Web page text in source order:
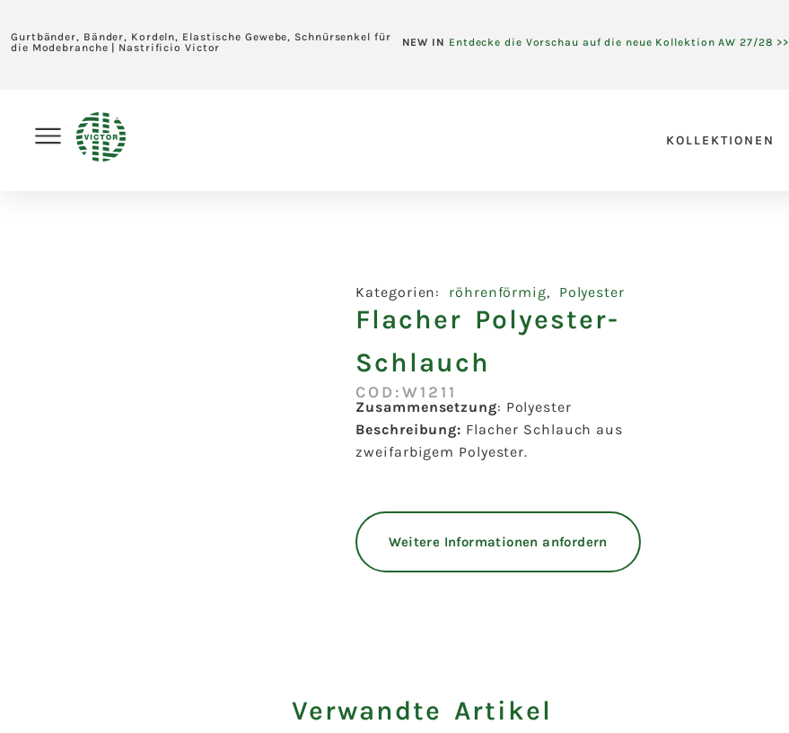
Gurtbänder, Bänder, Kordeln, Elastische Gewebe, Schnürsenkel für
die Modebranche | Nastrificio Victor
NEW IN Entdecke die Vorschau auf die neue Kollektion AW 27/28 >>
KOLLEKTIONEN
Kategorien: röhrenförmig, Polyester
Flacher Polyester-
Schlauch
COD:W1211
Zusammensetzung: Polyester
Beschreibung: Flacher Schlauch aus
zweifarbigem Polyester.
Weitere Informationen anfordern
Verwandte Artikel